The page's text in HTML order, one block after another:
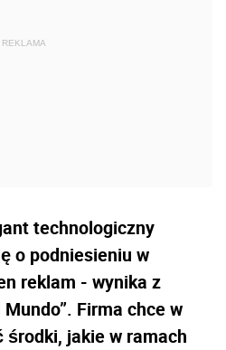
technologiczny
o podniesieniu w
reklam - wynika z
Firma chce w
jakie w ramach